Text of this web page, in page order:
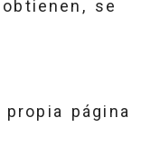
se
página